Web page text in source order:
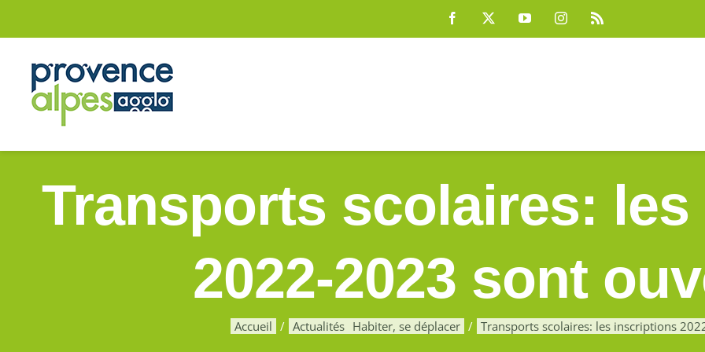
Facebook YouTubeInstagram
Transports scolaires:
2022-2023 sont
Accueil Actualités Habiter, se déplacer Transports scolaires: les inscriptions